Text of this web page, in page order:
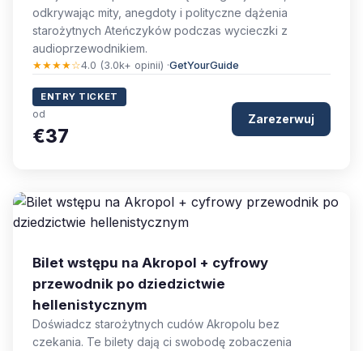
odkrywając mity, anegdoty i polityczne dążenia
starożytnych Ateńczyków podczas wycieczki z
audioprzewodnikiem.
★★★★☆4.0 (3.0k+ opinii) ·GetYourGuide
ENTRY TICKET
od
€37
Zarezerwuj
Bilet wstępu na Akropol + cyfrowy
przewodnik po dziedzictwie
hellenistycznym
Doświadcz starożytnych cudów Akropolu bez
czekania. Te bilety dają ci swobodę zobaczenia